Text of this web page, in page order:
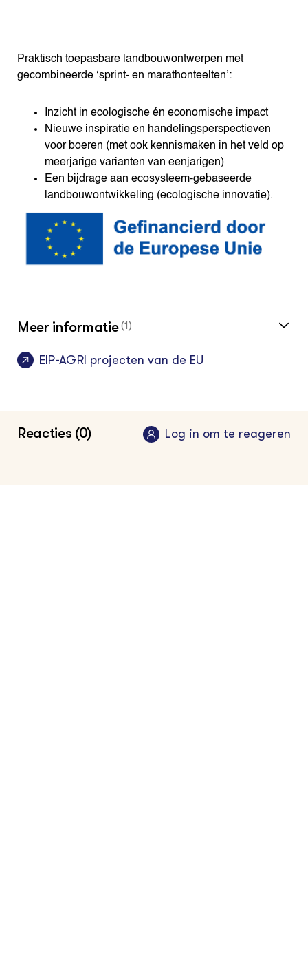
Praktisch toepasbare landbouwontwerpen met
gecombineerde ‘sprint- en marathonteelten’:
Inzicht in ecologische én economische impact
Nieuwe inspiratie en handelingsperspectieven
voor boeren (met ook kennismaken in het veld op
meerjarige varianten van eenjarigen)
Een bijdrage aan ecosysteem-gebaseerde
landbouwontwikkeling (ecologische innovatie).
Meer informatie (1)
EIP-AGRI projecten van de EU
Reacties (0) Log in om te reageren